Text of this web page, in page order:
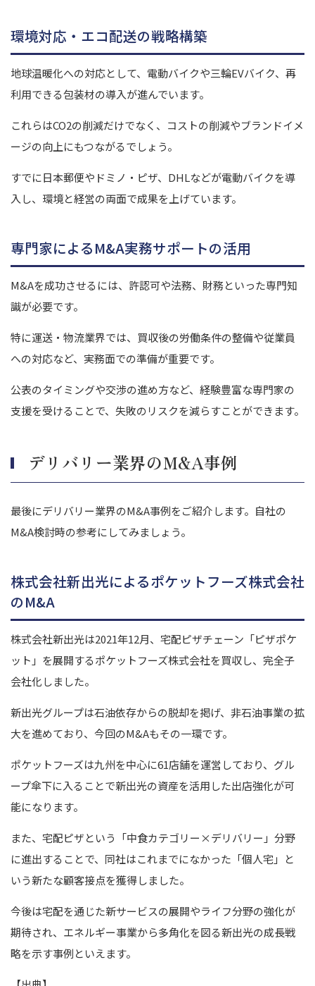
環境対応・エコ配送の戦略構築
地球温暖化への対応として、電動バイクや三輪EVバイク、再
利用できる包装材の導入が進んでいます。
これらはCO2の削減だけでなく、コストの削減やブランドイメ
ージの向上にもつながるでしょう。
すでに日本郵便やドミノ・ピザ、DHLなどが電動バイクを導
入し、環境と経営の両面で成果を上げています。
専門家によるM&A実務サポートの活用
M&Aを成功させるには、許認可や法務、財務といった専門知
識が必要です。
特に運送・物流業界では、買収後の労働条件の整備や従業員
への対応など、実務面での準備が重要です。
公表のタイミングや交渉の進め方など、経験豊富な専門家の
支援を受けることで、失敗のリスクを減らすことができます。
デリバリー業界のM&A事例
最後にデリバリー業界のM&A事例をご紹介します。自社の
M&A検討時の参考にしてみましょう。
株式会社新出光によるポケットフーズ株式会社
のM&A
株式会社新出光は2021年12月、宅配ピザチェーン「ピザポケ
ット」を展開するポケットフーズ株式会社を買収し、完全子
会社化しました。
新出光グループは石油依存からの脱却を掲げ、非石油事業の拡
大を進めており、今回のM&Aもその一環です。
ポケットフーズは九州を中心に61店舗を運営しており、グル
ープ傘下に入ることで新出光の資産を活用した出店強化が可
能になります。
また、宅配ピザという「中食カテゴリー×デリバリー」分野
に進出することで、同社はこれまでになかった「個人宅」と
いう新たな顧客接点を獲得しました。
今後は宅配を通じた新サービスの展開やライフ分野の強化が
期待され、エネルギー事業から多角化を図る新出光の成長戦
略を示す事例といえます。